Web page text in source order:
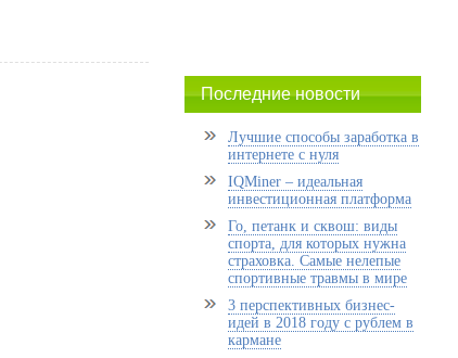
Последние новости
Лучшие способы заработка в
интернете с нуля
IQMiner – идеальная
инвестиционная платформа
Го, петанк и сквош: виды
спорта, для которых нужна
страховка. Самые нелепые
спортивные травмы в мире
3 перспективных бизнес-
идей в 2018 году с рублем в
кармане